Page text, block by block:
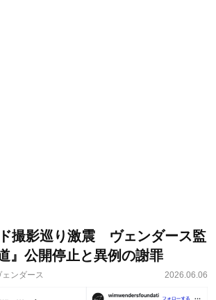
撮影巡り激震 ヴェンダース監
』公開停止と異例の謝罪
ンダース 2026.06.06